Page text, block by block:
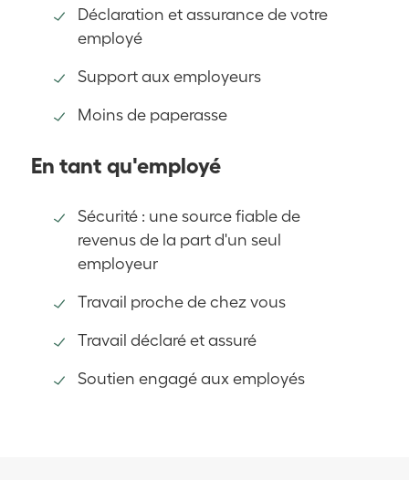
Déclaration et assurance de votre
employé
Support aux employeurs
Moins de paperasse
En tant qu'employé
Sécurité : une source fiable de
revenus de la part d'un seul
employeur
Travail proche de chez vous
Travail déclaré et assuré
Soutien engagé aux employés